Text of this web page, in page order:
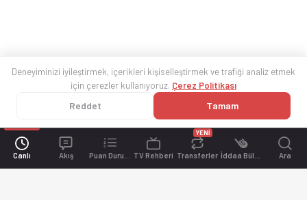
Canlı Akış TV Rehberi Transferler
YENİ
Ara
Deneyiminizi iyileştirmek, içerikleri kişiselleştirmek ve trafiği analiz etmek
için çerezler kullanıyoruz. Çerez Politikası
Reddet Tamam